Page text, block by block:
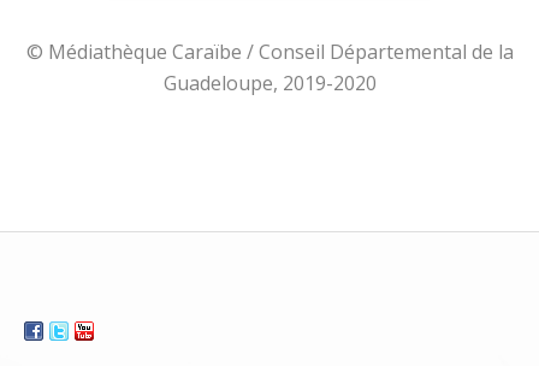
© Médiathèque Caraïbe / Conseil Départemental de la
Guadeloupe, 2019-2020